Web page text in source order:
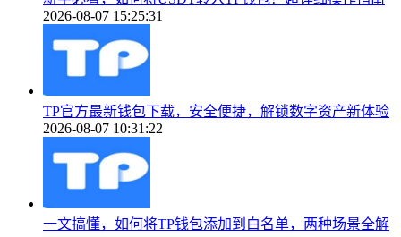
2026-08-07 15:25:31
TP官方最新钱包下载，安全便捷，解锁数字资产新体验
2026-08-07 10:31:22
一文搞懂，如何将TP钱包添加到白名单，两种场景全解